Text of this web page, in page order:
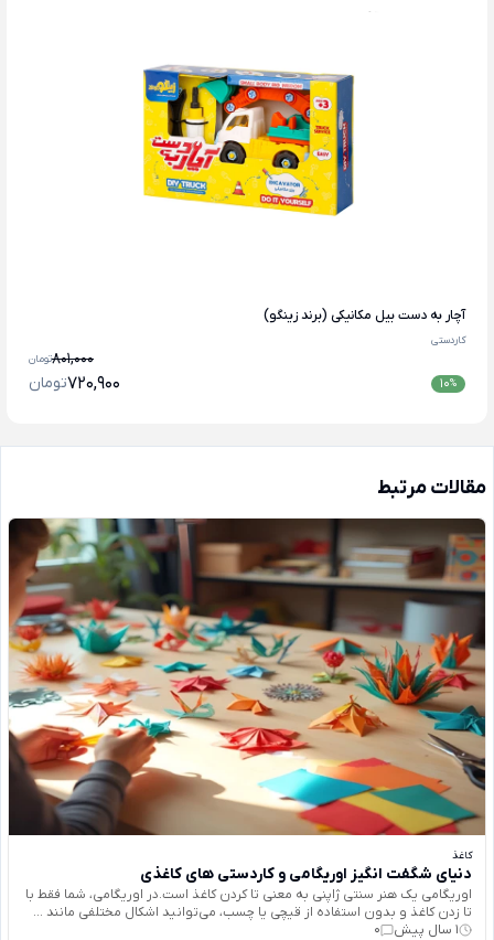
آچار به دست بیل مکانیکی (برند زینگو)
کاردستی
تومان801,000
%
10 تومان720,900
مقالات مرتبط
کاغذ
دنیای شگفت‌ انگیز اوریگامی و کاردستی‌ های کاغذی
اوریگامی یک هنر سنتی ژاپنی به معنی تا کردن کاغذ است.در اوریگامی، شما فقط با
تا زدن کاغذ و بدون استفاده از قیچی یا چسب، می‌توانید اشکال‌ مختلفی مانند ...
1 سال پیش
0